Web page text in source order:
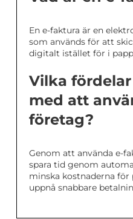
En e-faktura är en
som används för att
digitalt istället för i
Vilka
med att
företag?
Genom att använda e-
spara tid genom
minska kostnaderna
uppnå snabbare